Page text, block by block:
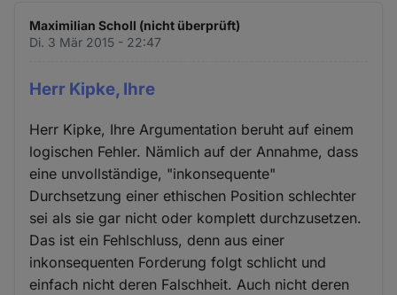
Maximilian Scholl (nicht überprüft)
Di. 3 Mär 2015 - 22:47
Herr Kipke, Ihre
Herr Kipke, Ihre Argumentation beruht auf einem
logischen Fehler. Nämlich auf der Annahme, dass
eine unvollständige, "inkonsequente"
Durchsetzung einer ethischen Position schlechter
sei als sie gar nicht oder komplett durchzusetzen.
Das ist ein Fehlschluss, denn aus einer
inkonsequenten Forderung folgt schlicht und
einfach nicht deren Falschheit. Auch nicht deren